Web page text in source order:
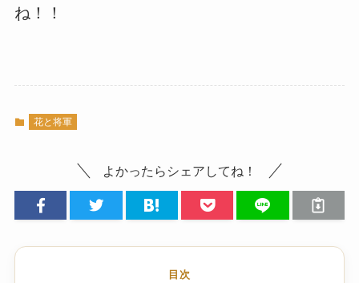
ね！！
花と将軍
よかったらシェアしてね！
目次